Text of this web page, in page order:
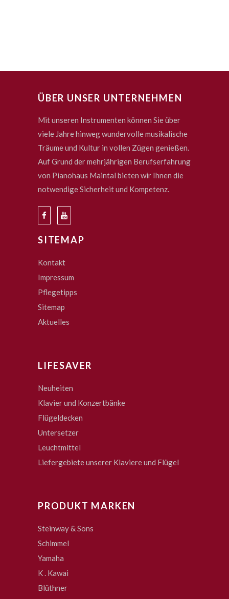
ÜBER UNSER UNTERNEHMEN
Mit unseren Instrumenten können Sie über
viele Jahre hinweg wundervolle musikalische
Träume und Kultur in vollen Zügen genießen.
Auf Grund der mehrjährigen Berufserfahrung
von Pianohaus Maintal bieten wir Ihnen die
notwendige Sicherheit und Kompetenz.
SITEMAP
Kontakt
Impressum
Pflegetipps
Sitemap
Aktuelles
LIFESAVER
Neuheiten
Klavier und Konzertbänke
Flügeldecken
Untersetzer
Leuchtmittel
Liefergebiete unserer Klaviere und Flügel
PRODUKT MARKEN
Steinway & Sons
Schimmel
Yamaha
K . Kawai
Blüthner